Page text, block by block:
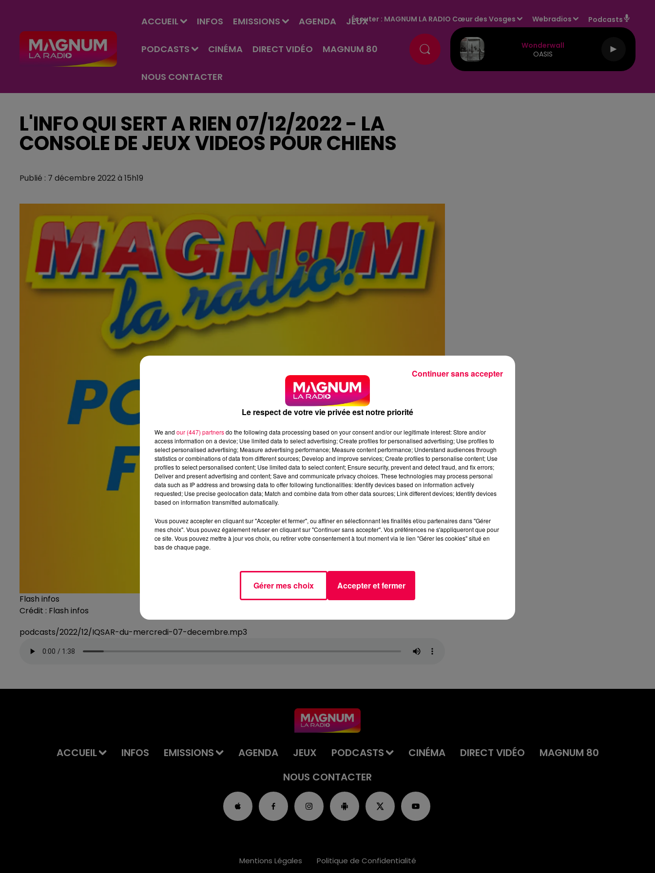
ACCUEIL INFOS EMISSIONS AGENDA JEUX
PODCASTS CINÉMA DIRECT VIDÉO MAGNUM 80
NOUS CONTACTER
Écouter : MAGNUM LA RADIO Cœur des Vosges Webradios Podcasts
Wonderwall
OASIS
L'INFO QUI SERT A RIEN 07/12/2022 - LA
CONSOLE DE JEUX VIDEOS POUR CHIENS
Publié : 7 décembre 2022 à 15h19
Flash infos
Crédit : Flash infos
podcasts/2022/12/IQSAR-du-mercredi-07-decembre.mp3
ACCUEIL INFOS EMISSIONS AGENDA JEUX PODCASTS CINÉMA DIRECT VIDÉO
MAGNUM 80
NOUS CONTACTER
Mentions Légales Politique de Confidentialité
Le respect de votre vie privée est notre priorité
We and our (447) partnersdo the following data processing based on your consent and/or our legitimate interest: Store and/or
access information on a device; Use limited data to select advertising; Create profiles for personalised advertising; Use profiles to
select personalised advertising; Measure advertising performance; Measure content performance; Understand audiences through
statistics or combinations of data from different sources; Develop and improve services; Create profiles to personalise content; Use
profiles to select personalised content; Use limited data to select content; Ensure security, prevent and detect fraud, and fix errors;
Deliver and present advertising and content; Save and communicate privacy choices. These technologies may process personal
data such as IP address and browsing data to offer following functionalities: Identify devices based on information actively
requested; Use precise geolocation data; Match and combine data from other data sources; Link different devices; Identify devices
based on information transmitted automatically.
Vous pouvez accepter en cliquant sur "Accepter et fermer", ou affiner en sélectionnant les finalités et/ou partenaires dans "Gérer
mes choix". Vous pouvez également refuser en cliquant sur "Continuer sans accepter". Vos préférences ne s'appliqueront que pour
ce site. Vous pouvez mettre à jour vos choix, ou retirer votre consentement à tout moment via le lien "Gérer les cookies" situé en
bas de chaque page.
Gérer mes choix Accepter et fermer
Continuer sans accepter